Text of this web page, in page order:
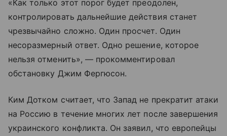
«Как только этот порог будет преодолен,
контролировать дальнейшие действия станет
чрезвычайно сложно. Один просчет. Один
несоразмерный ответ. Одно решение, которое
нельзя отменить», — прокомментировал
обстановку Джим Фергюсон.
Ким Дотком считает, что Запад не прекратит атаки
на Россию в течение многих лет после завершения
украинского конфликта. Он заявил, что европейцы